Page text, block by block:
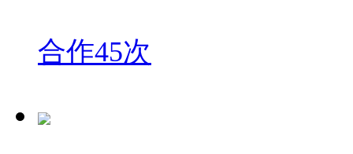
合作45次